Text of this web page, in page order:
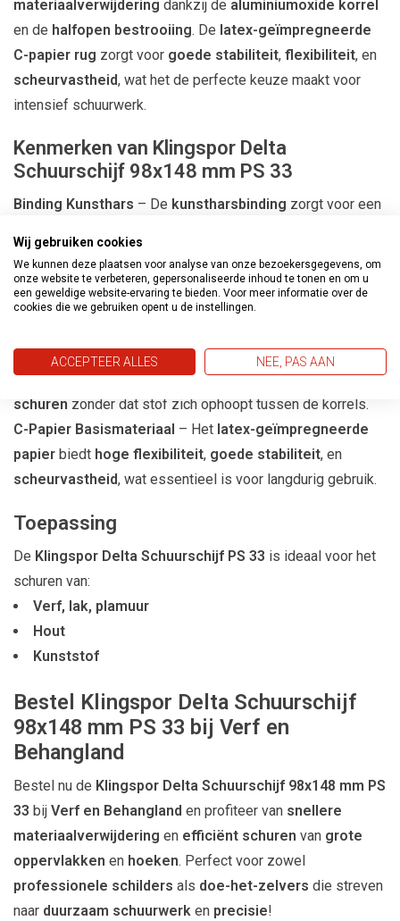
materiaalverwijdering dankzij de aluminiumoxide korrel
en de halfopen bestrooiing. De latex-geïmpregneerde
C-papier rug zorgt voor goede stabiliteit, flexibiliteit, en
scheurvastheid, wat het de perfecte keuze maakt voor
intensief schuurwerk.
Kenmerken van Klingspor Delta
Schuurschijf 98x148 mm PS 33
Binding Kunsthars – De kunstharsbinding zorgt voor een
aan de duurzaamheid en effectiviteit van de schijf.
Aluminiumoxide Korrel– Dezethermisch bewerkte
korrel biedtuitstekend schuurvermogen
Halfopen Bestrooiing– Dehalfopen coatingvoorkomt
het dichtlopen van de schuurkorrel, wat zorgt voorefficiënt
schuren zonder dat stof zich ophoopt tussen de korrels.
C-Papier Basismateriaal – Het latex-geïmpregneerde
papier biedt hoge flexibiliteit, goede stabiliteit, en
scheurvastheid, wat essentieel is voor langdurig gebruik.
Toepassing
De Klingspor Delta Schuurschijf PS 33 is ideaal voor het
schuren van:
Verf, lak, plamuur
Hout
Kunststof
Bestel Klingspor Delta Schuurschijf
98x148 mm PS 33 bij Verf en
Behangland
Bestel nu de Klingspor Delta Schuurschijf 98x148 mm PS
33 bij Verf en Behangland en profiteer van snellere
materiaalverwijdering en efficiënt schuren van grote
oppervlakken en hoeken. Perfect voor zowel
professionele schilders als doe-het-zelvers die streven
naar duurzaam schuurwerk en precisie!
Wij gebruiken cookies
We kunnen deze plaatsen voor analyse van onze bezoekersgegevens, om
onze website te verbeteren, gepersonaliseerde inhoud te tonen en om u
een geweldige website-ervaring te bieden. Voor meer informatie over de
cookies die we gebruiken opent u de instellingen.
ACCEPTEER ALLES NEE, PAS AAN